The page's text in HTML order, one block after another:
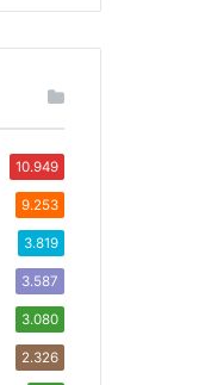
10.949
9.253
3.819
3.587
3.080
2.326